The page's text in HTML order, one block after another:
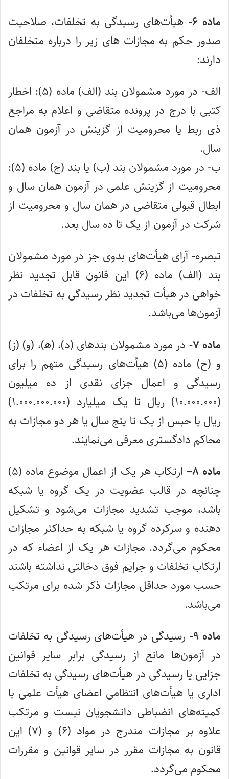
ماده ۶-
هیأت‌های رسیدگی به تخلفات، صلاحیت
صدور حکم به مجازات های زیر را درباره متخلفان
دارند:
الف- در مورد مشمولان بند (الف) ماده (۵): اخطار
کتبی با درج در پرونده متقاضی و اعلام به مراجع
ذی ربط یا محرومیت از گزینش در آزمون همان
سال.
ب- در مورد مشمولان بند (ب) یا بند (ج) ماده (۵):
محرومیت از گزینش علمی در آزمون همان سال و
ابطال قبولی متقاضی در همان سال و محرومیت از
شرکت در آزمون از یک تا ده سال بعد.
تبصره- آرای هیأت‌های بدوی جز در مورد مشمولان
بند (الف) ماده (۶) این قانون قابل تجدید نظر
خواهی در هیأت تجدید نظر رسیدگی به تخلفات در
آزمون‌ها می‌باشد.
ماده ۷-
در مورد مشمولان بندهای (د)، (ه‍)، (و) (ز)
و (ح) ماده (۵) هیأت‌های رسیدگی متهم را برای
رسیدگی و اعمال جزای نقدی از ده میلیون
(۱۰.۰۰۰.۰۰۰) ریال تا یک میلیارد (۱.۰۰۰.۰۰۰.۰۰۰)
ریال یا حبس از یک تا پنج سال یا هر دو مجازات به
محاکم دادگستری معرفی می‌نمایند.
ماده ۸–
ارتکاب هر یک از اعمال موضوع ماده (۵)
چنانچه در قالب عضویت در یک گروه یا شبکه
باشد، موجب تشدید مجازات می‌شود و تشکیل
دهنده و سرکرده گروه یا شبکه به حداکثر مجازات
محکوم می‌گردد. مجازات هر یک از اعضاء که در
ارتکاب تخلفات و جرایم فوق دخالتی نداشته باشند
حسب مورد حداقل مجازات ذکر شده برای مرتکب
می‌باشد.
ماده ۹-
رسیدگی در هیأت‌های رسیدگی به تخلفات
در آزمون‌ها مانع از رسیدگی برابر سایر قوانین
جزایی یا رسیدگی در هیأت‌های رسیدگی به تخلفات
اداری یا هیأت‌های انتظامی اعضای هیأت علمی یا
کمیته‌های انضباطی دانشجویان نیست و مرتکب
علاوه بر مجازات مندرج در مواد (۶) و (۷) این
قانون به مجازات مقرر در سایر قوانین و مقررات
محکوم می‌گردد.